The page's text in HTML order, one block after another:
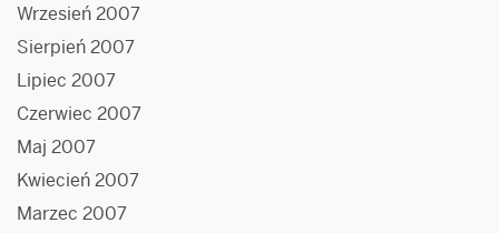
Wrzesień 2007
Sierpień 2007
Lipiec 2007
Czerwiec 2007
Maj 2007
Kwiecień 2007
Marzec 2007